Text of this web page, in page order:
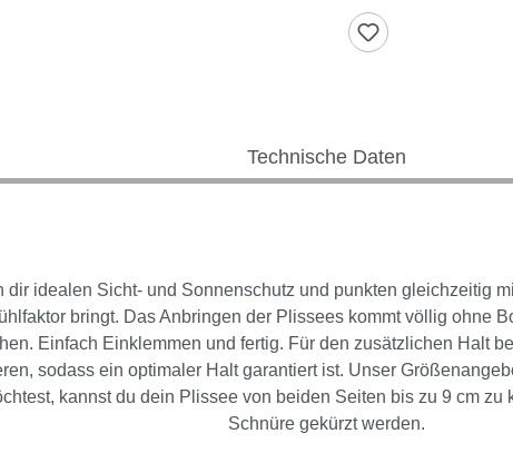
Technische Daten
dir idealen Sicht- und Sonnenschutz und punkten gleichzeitig
bringt. Das Anbringen der Plissees kommt völlig ohne
Einfach Einklemmen und fertig. Für den zusätzlichen Halt
sodass ein optimaler Halt garantiert ist. Unser
kannst du dein Plissee von beiden Seiten bis zu 9 cm
Schnüre gekürzt werden.